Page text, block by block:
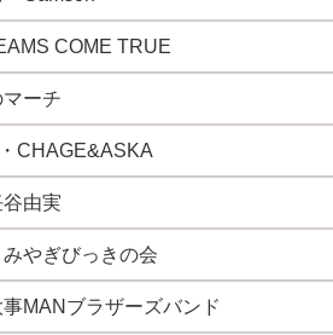
COME TRUE
ーチ
CHAGE&ASKA
由実
やぎびっきの会
MANブラザーズバンド